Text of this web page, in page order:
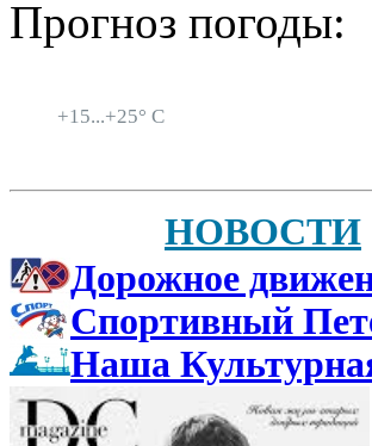
Прогноз погоды:
+15...+25° C
НОВОСТИ
Дорожное
Спортивный
Наша